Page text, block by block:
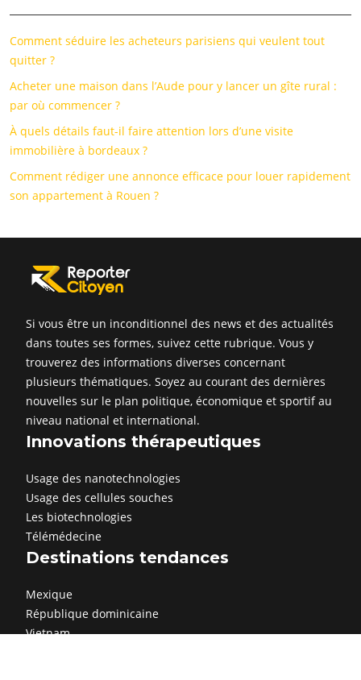
Comment séduire les acheteurs parisiens qui veulent tout
quitter ?
Acheter une maison dans l’Aude pour y lancer un gîte rural :
par où commencer ?
À quels détails faut-il faire attention lors d’une visite
immobilière à bordeaux ?
Comment rédiger une annonce efficace pour louer rapidement
son appartement à Rouen ?
Si vous être un inconditionnel des news et des actualités
dans toutes ses formes, suivez cette rubrique. Vous y
trouverez des informations diverses concernant
plusieurs thématiques. Soyez au courant des dernières
nouvelles sur le plan politique, économique et sportif au
niveau national et international.
Innovations thérapeutiques
Usage des nanotechnologies
Usage des cellules souches
Les biotechnologies
Télémédecine
Destinations tendances
Mexique
République dominicaine
Vietnam